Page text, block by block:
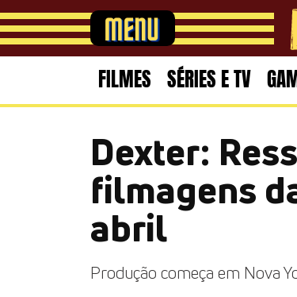
FILMES SÉRIES E TV
Dexter:
filmagens
abril
Produção começa em Nova